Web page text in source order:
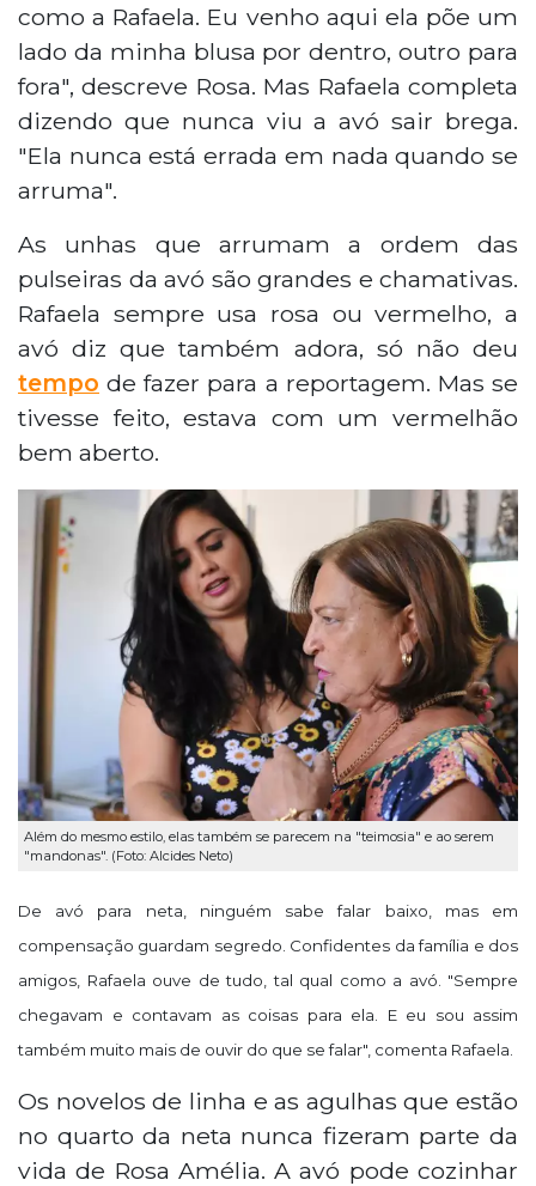
como a Rafaela. Eu venho aqui ela põe um
lado da minha blusa por dentro, outro para
fora", descreve Rosa. Mas Rafaela completa
dizendo que nunca viu a avó sair brega.
"Ela nunca está errada em nada quando se
arruma".
As unhas que arrumam a ordem das
pulseiras da avó são grandes e chamativas.
Rafaela sempre usa rosa ou vermelho, a
avó diz que também adora, só não deu
tempo de fazer para a reportagem. Mas se
tivesse feito, estava com um vermelhão
bem aberto.
Além do mesmo estilo, elas também se parecem na "teimosia" e ao serem
"mandonas". (Foto: Alcides Neto)
De avó para neta, ninguém sabe falar baixo, mas em
compensação guardam segredo. Confidentes da família e dos
amigos, Rafaela ouve de tudo, tal qual como a avó. "Sempre
chegavam e contavam as coisas para ela. E eu sou assim
também muito mais de ouvir do que se falar", comenta Rafaela.
Os novelos de linha e as agulhas que estão
no quarto da neta nunca fizeram parte da
vida de Rosa Amélia. A avó pode cozinhar